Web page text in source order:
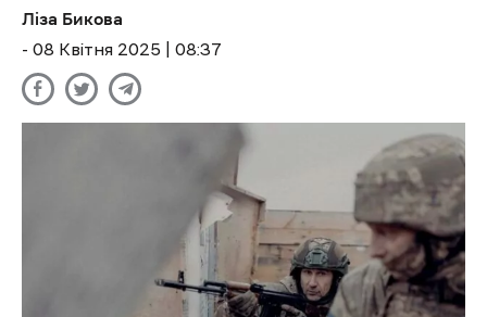
Ліза Бикова
- 08 Квітня 2025 | 08:37